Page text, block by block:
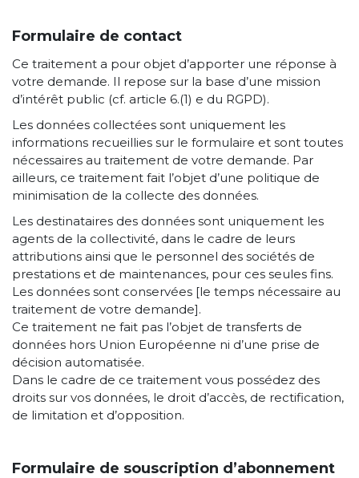
Formulaire de contact
Ce traitement a pour objet d’apporter une réponse à
votre demande. Il repose sur la base d’une mission
d’intérêt public (cf. article 6.(1) e du RGPD).
Les données collectées sont uniquement les
informations recueillies sur le formulaire et sont toutes
nécessaires au traitement de votre demande. Par
ailleurs, ce traitement fait l’objet d’une politique de
minimisation de la collecte des données.
Les destinataires des données sont uniquement les
agents de la collectivité, dans le cadre de leurs
attributions ainsi que le personnel des sociétés de
prestations et de maintenances, pour ces seules fins.
Les données sont conservées [le temps nécessaire au
traitement de votre demande].
Ce traitement ne fait pas l’objet de transferts de
données hors Union Européenne ni d’une prise de
décision automatisée.
Dans le cadre de ce traitement vous possédez des
droits sur vos données, le droit d’accès, de rectification,
de limitation et d’opposition.
Formulaire de souscription d’abonnement